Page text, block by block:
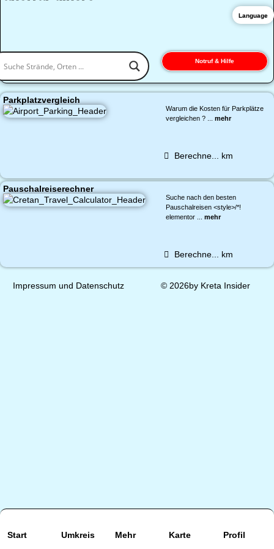
Notruf & Hilfe
Parkplatzvergleich
Warum die Kosten für Parkplätze
vergleichen ? ... mehr
Berechne... km
Pauschalreiserechner
Suche nach den besten
Pauschalreisen <style>/*!
elementor ... mehr
Berechne... km
Start Umkreis Mehr Karte Profil
Impressum und Datenschutz © 2026by Kreta Insider
Language